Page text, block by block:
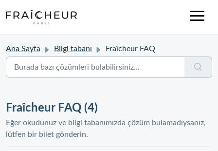
Ana Sayfa Bilgi tabanı Fraîcheur FAQ
Fraîcheur FAQ (4)
Eğer okudunuz ve bilgi tabanımızda çözüm bulamadıysanız,
lütfen bir bilet gönderin.